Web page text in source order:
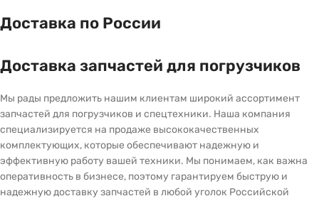
Доставка по России
Доставка запчастей для погрузчиков
Мы рады предложить нашим клиентам широкий ассортимент
запчастей для погрузчиков и спецтехники. Наша компания
специализируется на продаже высококачественных
комплектующих, которые обеспечивают надежную и
эффективную работу вашей техники. Мы понимаем, как важна
оперативность в бизнесе, поэтому гарантируем быструю и
надежную доставку запчастей в любой уголок Российской